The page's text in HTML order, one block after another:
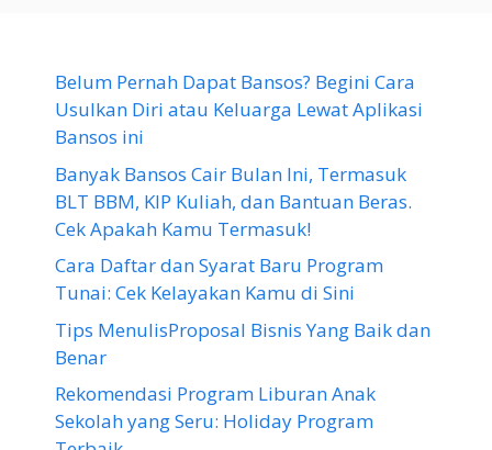
Belum Pernah Dapat Bansos? Begini Cara
Usulkan Diri atau Keluarga Lewat Aplikasi
Bansos ini
Banyak Bansos Cair Bulan Ini, Termasuk
BLT BBM, KIP Kuliah, dan Bantuan Beras.
Cek Apakah Kamu Termasuk!
Cara Daftar dan Syarat Baru Program
Tunai: Cek Kelayakan Kamu di Sini
Tips MenulisProposal Bisnis Yang Baik dan
Benar
Rekomendasi Program Liburan Anak
Sekolah yang Seru: Holiday Program